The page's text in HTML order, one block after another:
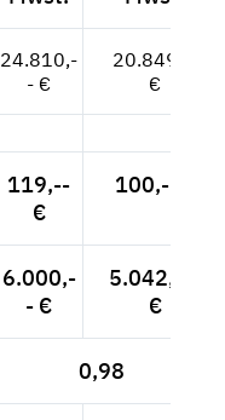
24.810,-
- €
20.849,--
€
119,--
€
100,-- €
6.000,-
- €
5.042,02
€
0,98